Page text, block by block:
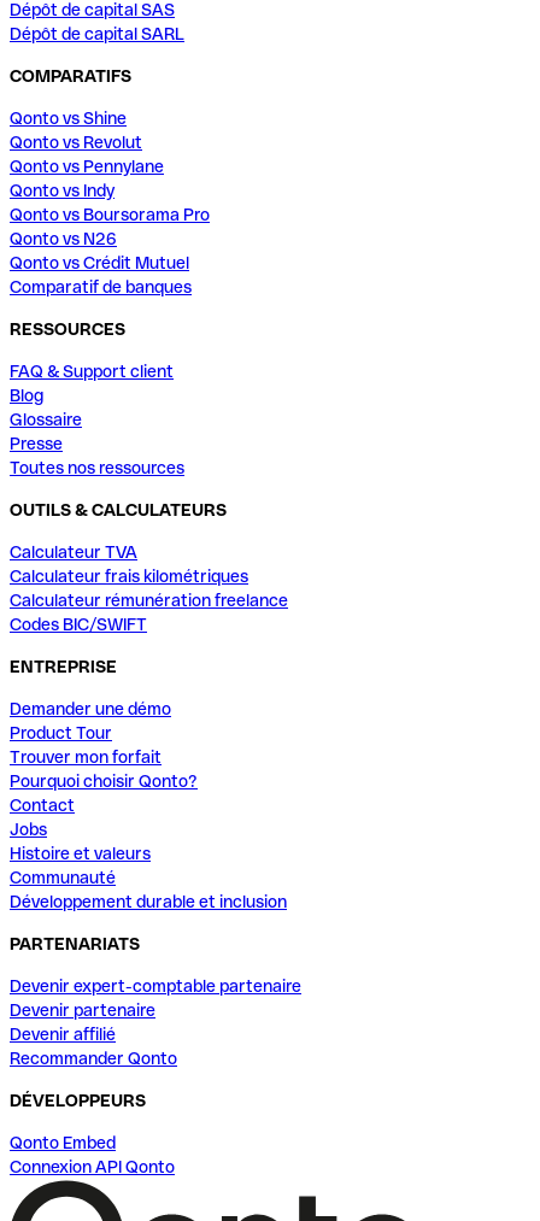
Dépôt de capital SAS
Dépôt de capital SARL
COMPARATIFS
Qonto vs Shine
Qonto vs Revolut
Qonto vs Pennylane
Qonto vs Indy
Qonto vs Boursorama Pro
Qonto vs N26
Qonto vs Crédit Mutuel
Comparatif de banques
RESSOURCES
FAQ & Support client
Blog
Glossaire
Presse
Toutes nos ressources
OUTILS & CALCULATEURS
Calculateur TVA
Calculateur frais kilométriques
Calculateur rémunération freelance
Codes BIC/SWIFT
ENTREPRISE
Demander une démo
Product Tour
Trouver mon forfait
Pourquoi choisir Qonto?
Contact
Jobs
Histoire et valeurs
Communauté
Développement durable et inclusion
PARTENARIATS
Devenir expert-comptable partenaire
Devenir partenaire
Devenir affilié
Recommander Qonto
DÉVELOPPEURS
Qonto Embed
Connexion API Qonto